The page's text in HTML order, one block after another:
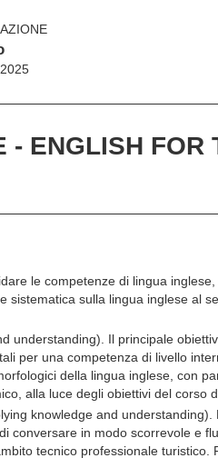
- ENGLISH FOR
le competenze di lingua
sulla lingua inglese al
understanding). Il principale
per una competenza di livello
della lingua inglese, con
alla luce degli obiettivi del corso
knowledge and
conversare in modo scorrevole e
tecnico professionale turistico.